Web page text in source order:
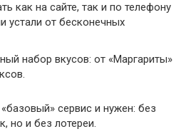
как на сайте, так и по телефону
устали от бесконечных
набор вкусов: от «Маргариты»
сервис и нужен: без
но и без лотереи.